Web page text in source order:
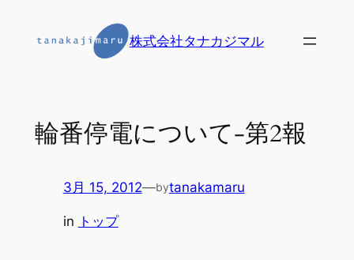
株式会社タナカジマル
輪番停電について-第2報
3月 15, 2012—bytanakamaru
in トップ